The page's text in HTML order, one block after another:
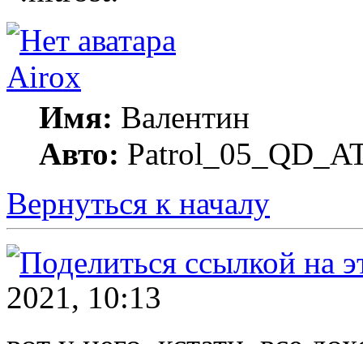
Airox
Имя: Валентин
Авто:
Вернуться к началу
2021, 10:13